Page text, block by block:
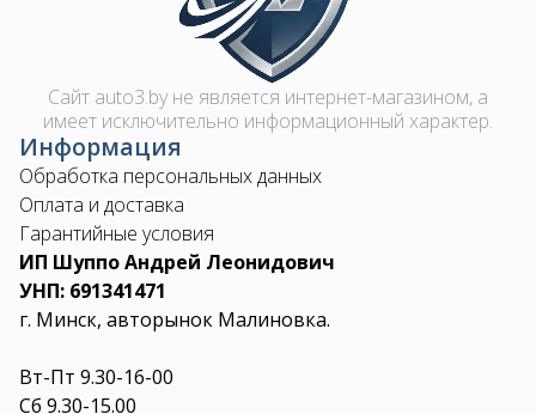
Сайт auto3.by не является интернет-магазином, а
имеет исключительно информационный характер.
Информация
Обработка персональных данных
Оплата и доставка
Гарантийные условия
ИП Шуппо Андрей Леонидович
УНП: 691341471
г. Минск, авторынок Малиновка.
Вт-Пт 9.30-16-00
Сб 9.30-15.00